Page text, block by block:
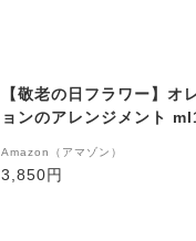
【敬老の日フラワー】オ
ョンのアレンジメント
Amazon（アマゾン）
3,850円